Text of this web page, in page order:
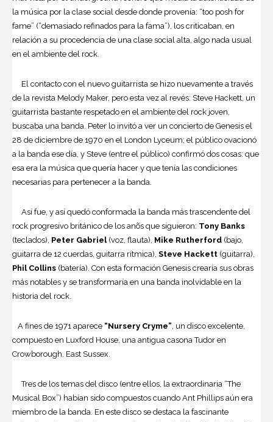
la música por la clase social desde donde provenía: “too posh for
fame” (“demasiado refinados para la fama”), los criticaban, en
relación a su procedencia de una clase social alta, algo nada usual
en el ambiente del rock.
El contacto con el nuevo guitarrista se hizo nuevamente a través
de la revista Melody Maker, pero esta vez al revés: Steve Hackett, un
guitarrista bastante respetado en el ambiente del rock joven,
buscaba una banda. Peter lo invitó a ver un concierto de Genesis el
28 de diciembre de 1970 en el London Lyceum; el público ovacionó
a la banda ese día, y Steve (entre el público) confirmó dos cosas: que
esa era la música que quería hacer y que tenía las condiciones
necesarias para pertenecer a la banda.
Así fue, y así quedó conformada la banda más trascendente del
rock progresivo británico de los anõs que siguieron: Tony Banks
(teclados), Peter Gabriel (voz, flauta), Mike Rutherford (bajo,
guitarra de 12 cuerdas, guitarra rítmica), Steve Hackett (guitarra),
Phil Collins (batería). Con esta formación Genesis crearía sus obras
más notables y se transformaría en una banda inolvidable en la
historia del rock.
A fines de 1971 aparece “Nursery Cryme”, un disco excelente,
compuesto en Luxford House, una antigua casona Tudor en
Crowborough, East Sussex.
Tres de los temas del disco (entre ellos, la extraordinaria “The
Musical Box”) habían sido compuestos cuando Ant Phillips aún era
miembro de la banda. En este disco se destaca la fascinante